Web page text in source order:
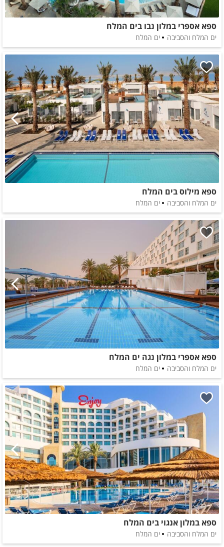
ספא אספרי במלון נבו בים המלח
ים המלח והסביבה ים המלח
ספא מילוס בים המלח
ים המלח והסביבה ים המלח
ספא אספרי במלון נגה ים המלח
ים המלח והסביבה ים המלח
ספא במלון אנגוי בים המלח
ים המלח והסביבה ים המלח